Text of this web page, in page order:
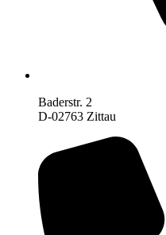
Baderstr. 2
D-02763 Zittau